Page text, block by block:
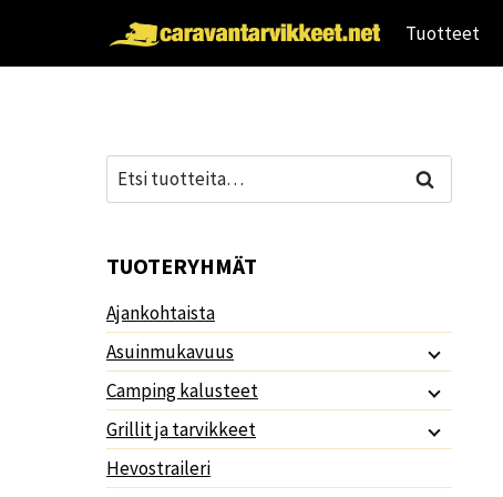
Tuotteet
Etsi: Haku
TUOTERYHMÄT
Ajankohtaista
Asuinmukavuus
Camping kalusteet
Grillit ja tarvikkeet
Hevostraileri